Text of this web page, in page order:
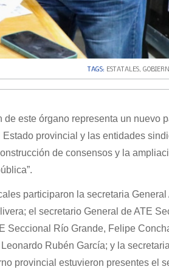
TAGS: ESTATALES,
este órgano representa un nuevo
provincial y las entidades
de consensos y la
participaron la secretaria General
el secretario General de ATE
Seccional Río Grande, Felipe
Rubén García; y la
provincial estuvieron presentes el